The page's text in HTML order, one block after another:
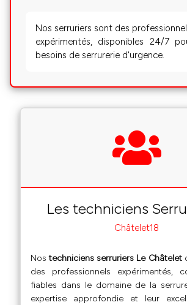
Nos serruriers sont des
expérimentés, disponibles 24/7
besoins de serrurerie d'urgence.
Les techniciens
Châtelet18
Nostechniciens serruriers Le Châtelet
des professionnels expérimentés,
fiables dans le domaine de la
expertise approfondie et leur